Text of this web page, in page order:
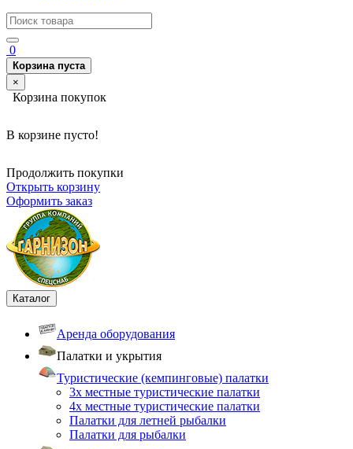
0
Корзина пуста
×
Корзина покупок
В корзине пусто!
Продолжить покупки
Открыть корзину
Оформить заказ
Каталог
Аренда оборудования
Палатки и укрытия
Туристические (кемпинговые) палатки
3х местные туристические палатки
4х местные туристические палатки
Палатки для летней рыбалки
Палатки для рыбалки